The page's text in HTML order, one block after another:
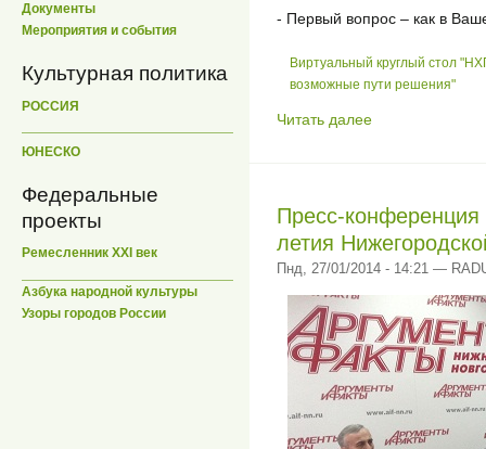
Документы
Мероприятия и события
Культурная политика
РОССИЯ
ЮНЕСКО
Федеральные
проекты
Ремесленник XXI век
Азбука народной культуры
Узоры городов России
- Первый вопрос – как в
Виртуальный круглый стол
возможные пути решения"
Читать далее
Пресс-
летия
Пнд, 27/01/2014 - 14:21 —